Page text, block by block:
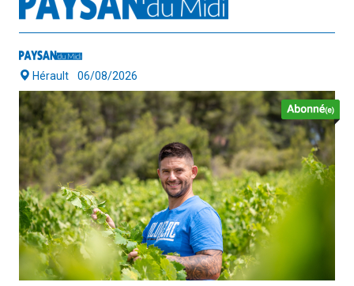
Hérault 06/08/2026